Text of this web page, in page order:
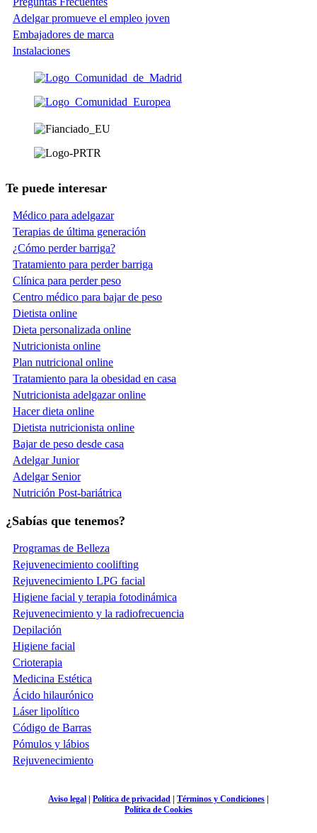
Adelgar promueve el empleo joven
Embajadores de marca
Instalaciones
Te puede interesar
Médico para adelgazar
Terapias de última generación
¿Cómo perder barriga?
Tratamiento para perder barriga
Clínica para perder peso
Centro médico para bajar de peso
Dietista online
Dieta personalizada online
Nutricionista online
Plan nutricional online
Tratamiento para la obesidad en casa
Nutricionista adelgazar online
Hacer dieta online
Dietista nutricionista online
Bajar de peso desde casa
Adelgar Junior
Adelgar Senior
Nutrición Post-bariátrica
¿Sabías que tenemos?
Programas de Belleza
Rejuvenecimiento coolifting
Rejuvenecimiento LPG facial
Higiene facial y terapia fotodinámica
Rejuvenecimiento y la radiofrecuencia
Depilación
Higiene facial
Crioterapia
Medicina Estética
Ácido hilaurónico
Láser lipolítico
Código de Barras
Pómulos y lábios
Rejuvenecimiento
Aviso legal | Política de privacidad | Términos y Condiciones |
Política de Cookies